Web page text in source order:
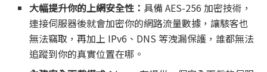
大幅提升你的上網安全性： 具備 AES-256 加密技術，
連接伺服器後就會加密你的網路流量數據，讓駭客也
無法竊取，再加上 IPv6、DNS 等洩漏保護，誰都無法
追蹤到你的真實位置在哪。